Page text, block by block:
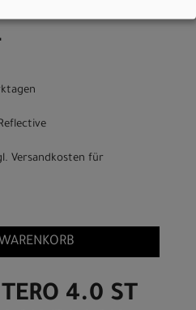
Versandkosten für
4.0 ST